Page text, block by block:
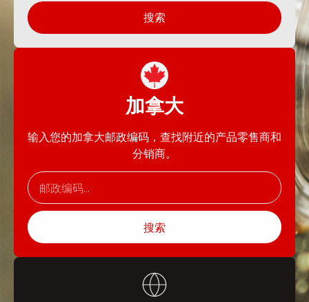
搜索
加拿大
输入您的加拿大邮政编码，查找附近的产品零售商和
分销商。
搜索